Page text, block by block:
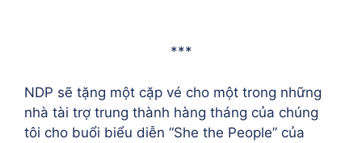
***
NDP sẽ tặng một cặp vé cho một trong những
nhà tài trợ trung thành hàng tháng của chúng
tôi cho buổi biểu diễn “She the People” của